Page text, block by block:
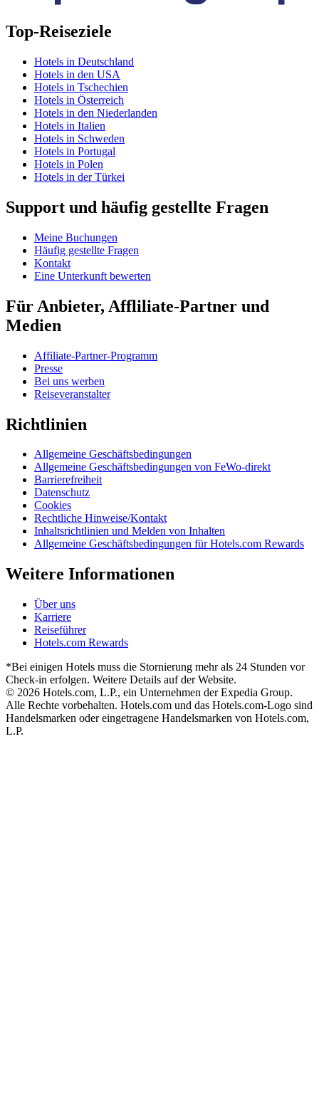
Top-Reiseziele
Hotels in Deutschland
Hotels in den USA
Hotels in Tschechien
Hotels in Österreich
Hotels in den Niederlanden
Hotels in Italien
Hotels in Schweden
Hotels in Portugal
Hotels in Polen
Hotels in der Türkei
Support und häufig gestellte Fragen
Meine Buchungen
Häufig gestellte Fragen
Kontakt
Eine Unterkunft bewerten
Für Anbieter, Affliliate-Partner und
Medien
Affiliate-Partner-Programm
Presse
Bei uns werben
Reiseveranstalter
Richtlinien
Allgemeine Geschäftsbedingungen
Allgemeine Geschäftsbedingungen von FeWo-direkt
Barrierefreiheit
Datenschutz
Cookies
Rechtliche Hinweise/Kontakt
Inhaltsrichtlinien und Melden von Inhalten
Allgemeine Geschäftsbedingungen für Hotels.com Rewards
Weitere Informationen
Über uns
Karriere
Reiseführer
Hotels.com Rewards
*Bei einigen Hotels muss die Stornierung mehr als 24 Stunden vor
Check-in erfolgen. Weitere Details auf der Website.
© 2026 Hotels.com, L.P., ein Unternehmen der Expedia Group.
Alle Rechte vorbehalten. Hotels.com und das Hotels.com-Logo sind
Handelsmarken oder eingetragene Handelsmarken von Hotels.com,
L.P.